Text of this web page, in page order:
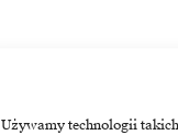
Używamy technologii